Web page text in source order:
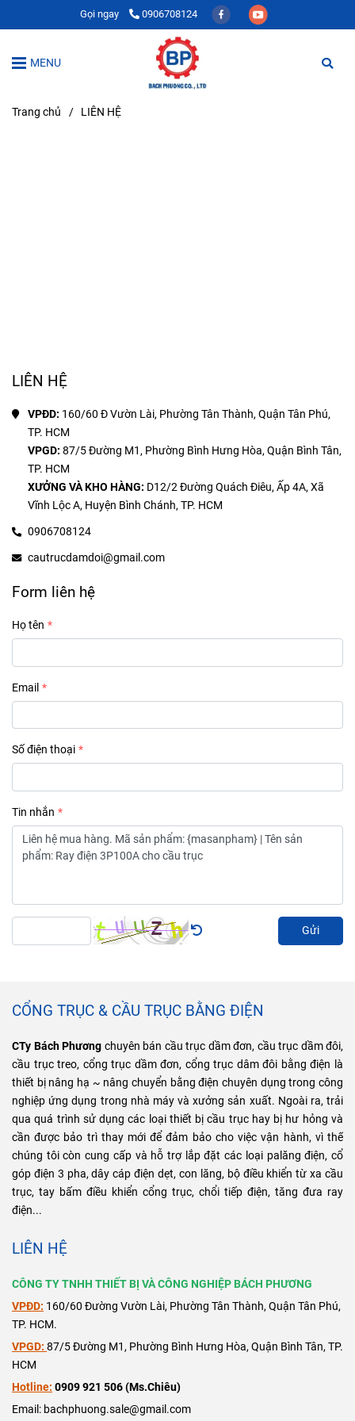
Gọi ngay 0906708124
MENU
Trang chủ / LIÊN HỆ
LIÊN HỆ
VPĐD: 160/60 Đ Vườn Lài, Phường Tân Thành, Quận Tân Phú,
VPGD: 87/5 Đường M1, Phường Bình Hưng Hòa, Quận Bình Tân,
XƯỞNG VÀ KHO HÀNG: D12/2 Đường Quách Điêu, Ấp 4A, Xã
Vĩnh Lộc A, Huyện Bình Chánh, TP. HCM
0906708124
cautrucdamdoi@gmail.com
Form liên hệ
Họ tên
Email
Số điện thoại
Tin nhắn
Gửi
CỔNG TRỤC & CẦU TRỤC BẰNG ĐIỆN
CTy Bách Phương chuyên bán cầu trục dầm đơn, cầu trục dầm đôi,
cầu trục treo, cổng trục dầm đơn, cổng trục dâm đôi bằng điện là
thiết bị nâng hạ ~ nâng chuyển bằng điện chuyên dụng trong công
nghiệp ứng dụng trong nhà máy và xưởng sản xuất. Ngoài ra, trải
qua quá trình sử dụng các loại thiết bị cầu trục hay bị hư hỏng và
cần được bảo trì thay mới để đảm bảo cho việc vận hành, vì thế
chúng tôi còn cung cấp và hỗ trợ lắp đặt các loại palăng điện, cổ
góp điện 3 pha, dây cáp điện dẹt, con lăng, bộ điều khiển từ xa cầu
trục, tay bấm điều khiển cổng trục, chổi tiếp điện, tăng đưa ray
điện...
LIÊN HỆ
CÔNG TY TNHH THIẾT BỊ VÀ CÔNG NGHIỆP BÁCH PHƯƠNG
VPĐD: 160/60 Đường Vườn Lài, Phường Tân Thành, Quận Tân Phú,
TP. HCM.
VPGD: 87/5 Đường M1, Phường Bình Hưng Hòa, Quận Bình Tân, TP.
HCM
Hotline: 0909 921 506 (Ms.Chiêu)
Email: bachphuong.sale@gmail.com